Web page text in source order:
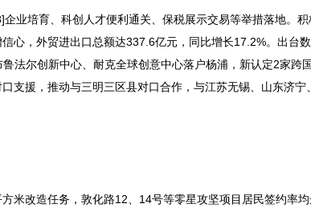
业培育、科创人才便利通关、保税展示交易等举措落地。
心，外贸进出口总额达337.6亿元，同比增长17.2%。出台
法尔创新中心、耐克全球创意中心落户杨浦，新认定2家跨
支援，推动与三明三区县对口合作，与江苏无锡、山东济宁
米改造任务，敦化路12、14号等零星攻坚项目居民签约率